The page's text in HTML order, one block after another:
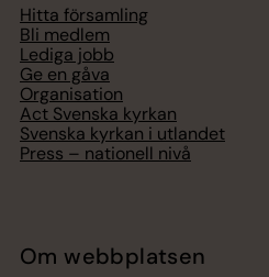
Hitta församling
Bli medlem
Lediga jobb
Ge en gåva
Organisation
Act Svenska kyrkan
Svenska kyrkan i utlandet
Press – nationell nivå
Om webbplatsen